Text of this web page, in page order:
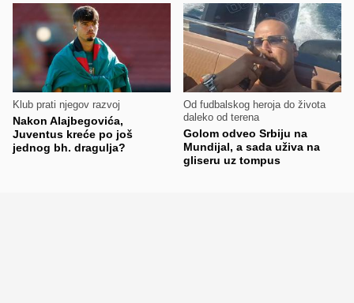
Klub prati njegov razvoj
Nakon Alajbegovića,
Juventus kreće po još
jednog bh. dragulja?
Od fudbalskog heroja do života
daleko od terena
Golom odveo Srbiju na
Mundijal, a sada uživa na
gliseru uz tompus